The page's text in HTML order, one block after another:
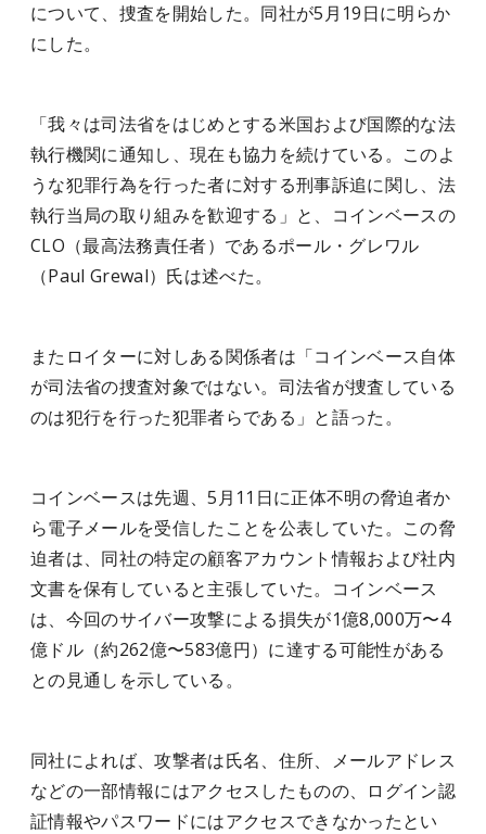
について、捜査を開始した。同社が5月19日に明らか
にした。
「我々は司法省をはじめとする米国および国際的な法
執行機関に通知し、現在も協力を続けている。このよ
うな犯罪行為を行った者に対する刑事訴追に関し、法
執行当局の取り組みを歓迎する」と、コインベースの
CLO（最高法務責任者）であるポール・グレワル
（Paul Grewal）氏は述べた。
またロイターに対しある関係者は「コインベース自体
が司法省の捜査対象ではない。司法省が捜査している
のは犯行を行った犯罪者らである」と語った。
コインベースは先週、5月11日に正体不明の脅迫者か
ら電子メールを受信したことを公表していた。この脅
迫者は、同社の特定の顧客アカウント情報および社内
文書を保有していると主張していた。コインベース
は、今回のサイバー攻撃による損失が1億8,000万〜4
億ドル（約262億〜583億円）に達する可能性がある
との見通しを示している。
同社によれば、攻撃者は氏名、住所、メールアドレス
などの一部情報にはアクセスしたものの、ログイン認
証情報やパスワードにはアクセスできなかったとい